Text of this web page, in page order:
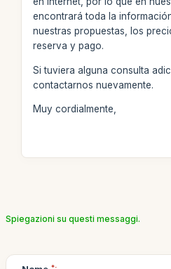
encontrará toda la
nuestras propuestas, los
reserva y pago.
Si tuviera alguna consulta
contactarnos nuevamente.
Muy cordialmente,
Spiegazioni su questi messaggi.